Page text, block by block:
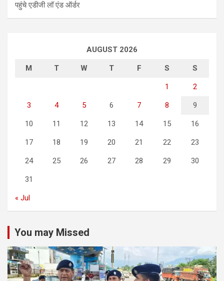
पहुंचे एडीजी लॉ एंड ऑर्डर
AUGUST 2026
M T W T F S S
1 2
3 4 5 6 7 8 9
10 11 12 13 14 15 16
17 18 19 20 21 22 23
24 25 26 27 28 29 30
31
« Jul
You may Missed